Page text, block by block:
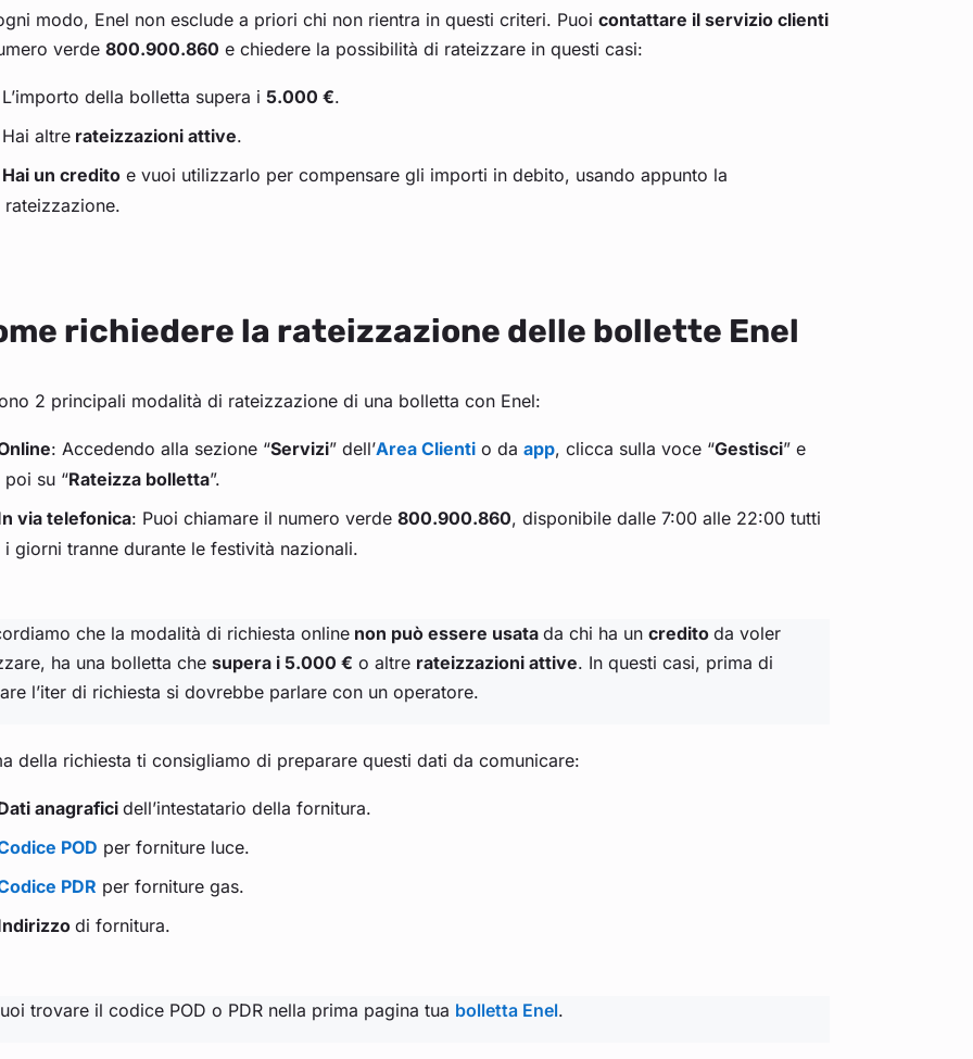
modo, Enel non esclude a priori chi non rientra in questi criteri. Puoi contattare il servizio clienti
verde 800.900.860 e chiedere la possibilità di rateizzare in questi casi:
L’importo della bolletta supera i5.000 €.
Hai altre rateizzazioni attive.
Hai un credito e vuoi utilizzarlo per compensare gli importi in debito, usando appunto la
rateizzazione.
richiedere la rateizzazione delle bollette Enel
2 principali modalità di rateizzazione di una bolletta con Enel:
: Accedendo alla sezione “Servizi” dell’Area Clienti o daapp, clicca sulla voce “Gestisci” e
poi su “Rateizza bolletta”.
via telefonica: Puoi chiamare il numero verde800.900.860, disponibile dalle 7:00 alle 22:00 tutti
i giorni tranne durante le festività nazionali.
che la modalità di richiesta onlinenon può essere usata da chi ha un credito da voler
ha una bolletta che supera i 5.000 € o altre rateizzazioni attive. In questi casi, prima di
l’iter di richiesta si dovrebbe parlare con un operatore.
della richiesta ti consigliamo di preparare questi dati da comunicare:
anagraficidell’intestatario della fornitura.
POD per forniture luce.
PDR per forniture gas.
di fornitura.
trovare il codice POD o PDR nella prima pagina tua bolletta Enel.